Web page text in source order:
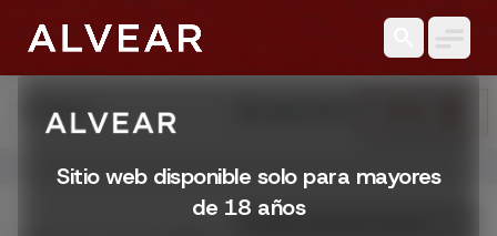
Sitio web disponible solo para mayores
de 18 años
Buscar
Licorería Alvear | Catálogo online
Catálogo online de Licorería Alvear. Comprá con envíos en